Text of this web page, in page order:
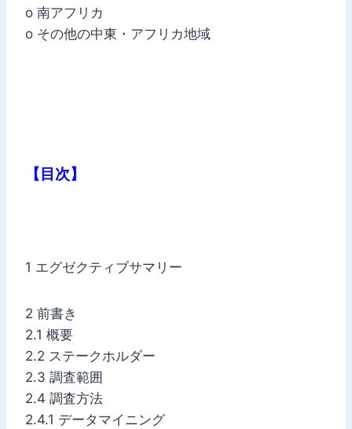
o 南アフリカ
o その他の中東・アフリカ地域
【目次】
1 エグゼクティブサマリー
2 前書き
2.1 概要
2.2 ステークホルダー
2.3 調査範囲
2.4 調査方法
2.4.1 データマイニング